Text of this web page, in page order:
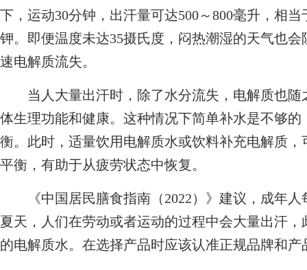
下，运动30分钟，出汗量可达500～800毫升，相
钾。即便温度未达35摄氏度，闷热潮湿的天气也
速电解质流失。
当人大量出汗时，除了水分流失，电解质也随
体生理功能和健康。这种情况下简单补水是不够
衡。此时，适量饮用电解质水或饮料补充电解质
平衡，有助于从疲劳状态中恢复。
《中国居民膳食指南（2022）》建议，成年人
夏天，人们在劳动或者运动的过程中会大量出汗
的电解质水。在选择产品时应该认准正规品牌和产